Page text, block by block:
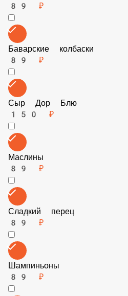
89 ₽
Баварские колбаски
89 ₽
Сыр Дор Блю
150 ₽
Маслины
89 ₽
Сладкий перец